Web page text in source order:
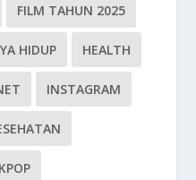
FILM TAHUN 2025
HIDUP HEALTH
INSTAGRAM
KPOP